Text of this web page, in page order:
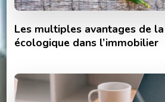
Les multiples avantages de
écologique dans l’immobilier